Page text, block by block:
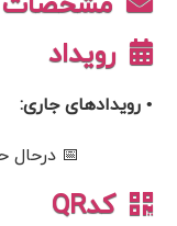
رویداد
• رویدادهای جاری:
📅 درحال
کدQR